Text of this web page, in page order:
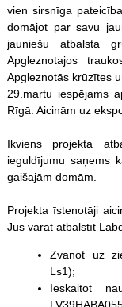
vien sirsnīga
domājot par savu
jauniešu atbalsta
Apgleznotajos
Apgleznotās krūzītes
29.martu iespējams
Rīgā. Aicinām uz
Ikviens projekta
ieguldījumu saņems
gaišajām domām.
Projekta īstenotāji
Jūs varat atbalstīt
Zvanot uz
Ls1);
Ieskaitot